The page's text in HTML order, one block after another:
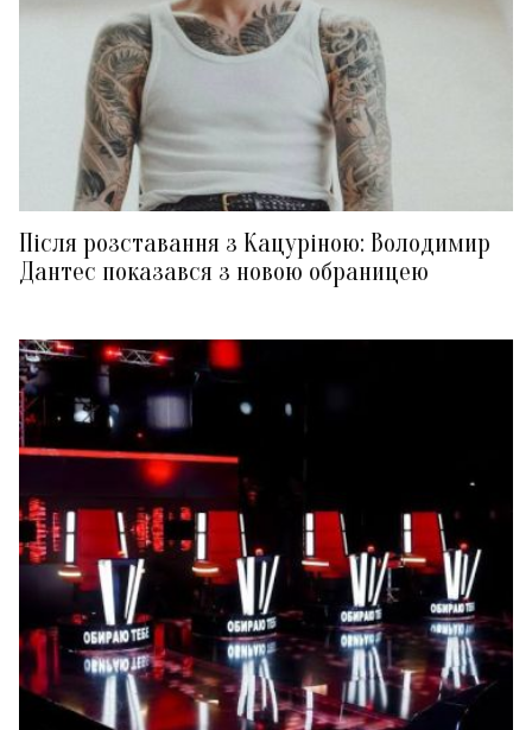
Після розставання з Кацуріною: Володимир
Дантес показався з новою обраницею